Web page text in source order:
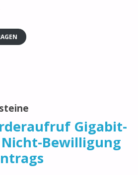
Gigabit-
Nicht-Bewilligung